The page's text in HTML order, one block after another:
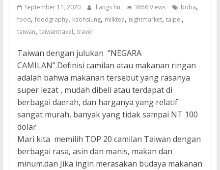
IKATAN
CITRA
TAIWAN
INDONESIA
SUMATRA
UTARA
September 11, 2020 liangs hu 3656 Views boba,
food, foodgraphy, kaohsiung, milktea, nightmarket, taipei,
taiwan, taiwantravel, travel
Taiwan dengan julukan “NEGARA
CAMILAN”.Definisi camilan atau makanan ringan
adalah bahwa makanan tersebut yang rasanya
super lezat , mudah dibeli atau terdapat di
berbagai daerah, dan harganya yang relatif
sangat murah, banyak yang tidak sampai NT 100
dolar .
Mari kita memilih TOP 20 camilan Taiwan dengan
berbagai rasa, asin dan manis, makan dan
minum.dan Jika ingin merasakan budaya makanan